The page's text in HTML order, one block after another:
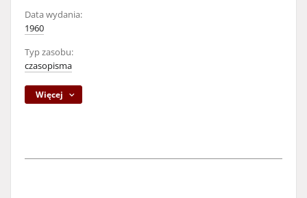
Data wydania:
1960
Typ zasobu:
czasopisma
Więcej